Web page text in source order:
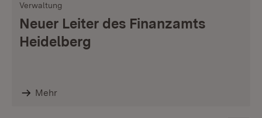
Verwaltung
Neuer Leiter des Finanzamts
Heidelberg
Mehr